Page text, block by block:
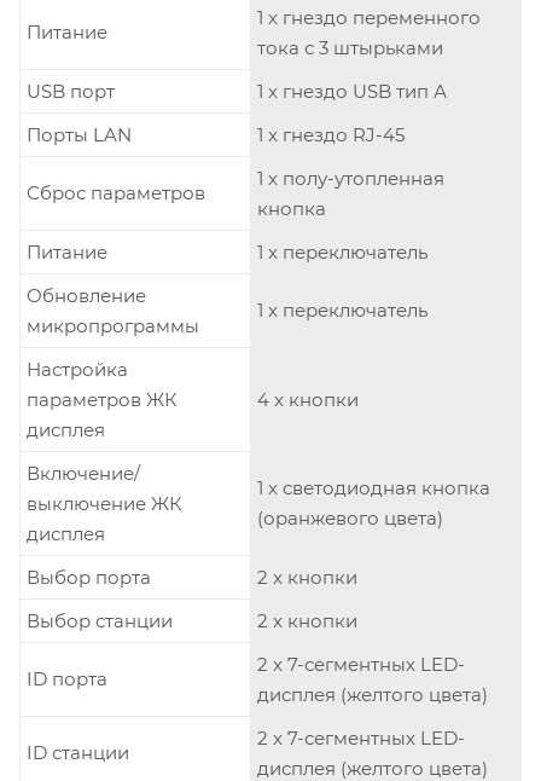
Питание
1 x гнездо переменного
тока с 3 штырьками
USB порт
1 x гнездо USB тип А
Порты LAN
1 x гнездо RJ-45
Сброс параметров
1 x полу-утопленная
кнопка
Питание
1 x переключатель
Обновление
микропрограммы
1 x переключатель
Настройка
параметров ЖК
дисплея
4 x кнопки
Включение/
выключение ЖК
дисплея
1 x светодиодная кнопка
(оранжевого цвета)
Выбор порта
2 x кнопки
Выбор станции
2 x кнопки
ID порта
2 x 7-сегментных LED-
дисплея (желтого цвета)
ID станции
2 x 7-сегментных LED-
дисплея (желтого цвета)